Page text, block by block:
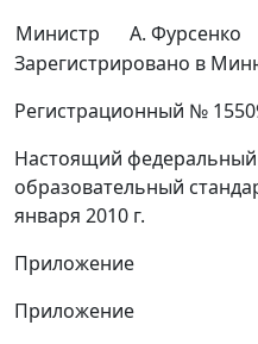
Министр
А. Фурсенко
Зарегистрировано в
Регистрационный №
Настоящий федеральный
образовательный
января 2010 г.
Приложение
Приложение